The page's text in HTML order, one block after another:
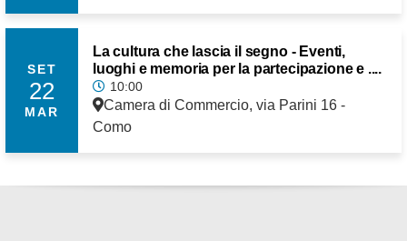
SET
22
MAR
La cultura che lascia il segno - Eventi,
luoghi e memoria per la partecipazione e ....
10:00
Camera di Commercio, via Parini 16 -
Como